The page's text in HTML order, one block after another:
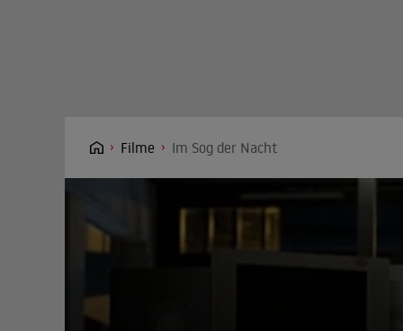
Filme Im Sog der Nacht